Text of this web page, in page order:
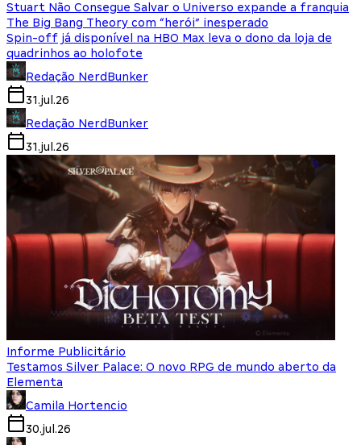
Stuart Não Consegue Salvar o Universo expande a franquia
The Big Bang Theory com “herói” inesperado
Spin-off já disponível na HBO Max leva o dono da loja de
quadrinhos ao holofote
Redação NerdBunker
31.jul.26
Redação NerdBunker
31.jul.26
Informe Publicitário
Testamos Silver Palace: O novo RPG de mundo aberto da
Elementa
Camila Hortencio
30.jul.26